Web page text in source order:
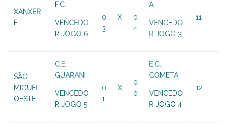
XANXER
E
F.C.
VENCEDO
R JOGO 6
0
3
X
0
4
A
VENCEDO
R JOGO 3
11
SÃO
MIGUEL
OESTE
C.E.
GUARANI
VENCEDO
R JOGO 5
0
1
X
0
0
E.C.
COMETA
VENCEDO
R JOGO 4
12